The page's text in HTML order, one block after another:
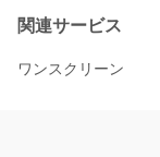
関連サービス
ワンスクリーン